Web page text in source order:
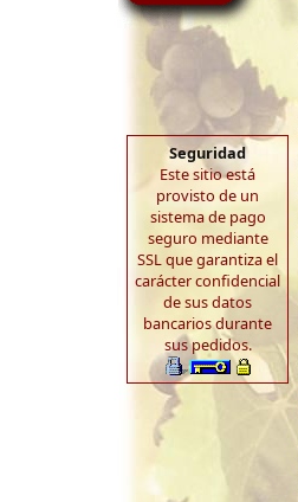
Seguridad
Este sitio está
provisto de un
sistema de pago
seguro mediante
SSL que garantiza el
carácter confidencial
de sus datos
bancarios durante
sus pedidos.